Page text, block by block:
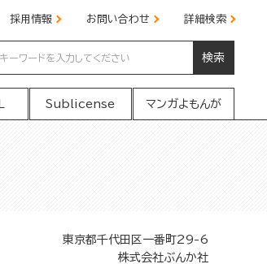
採用情報 お問い合わせ 詳細検索
検索
Sublicense マンガよもんが
東京都千代田区一番町29-6
株式会社ぶんか社